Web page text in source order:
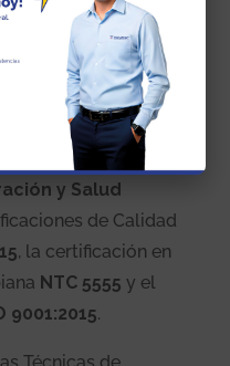
y Salud
de Calidad
, la certificación en
NTC 5555 y el
9001:2015.